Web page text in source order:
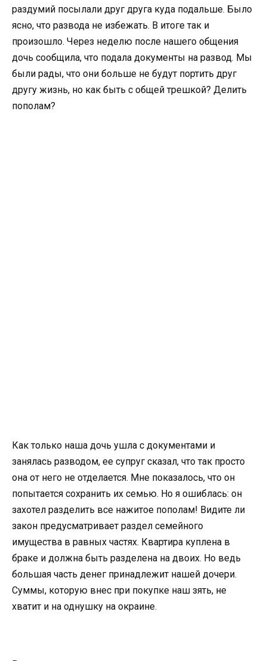
раздумий посылали друг друга куда подальше. Было
ясно, что развода не избежать. В итоге так и
произошло. Через неделю после нашего общения
дочь сообщила, что подала документы на развод. Мы
были рады, что они больше не будут портить друг
другу жизнь, но как быть с общей трешкой? Делить
пополам?
Как только наша дочь ушла с документами и
занялась разводом, ее супруг сказал, что так просто
она от него не отделается. Мне показалось, что он
попытается сохранить их семью. Но я ошиблась: он
захотел разделить все нажитое пополам! Видите ли
закон предусматривает раздел семейного
имущества в равных частях. Квартира куплена в
браке и должна быть разделена на двоих. Но ведь
большая часть денег принадлежит нашей дочери.
Суммы, которую внес при покупке наш зять, не
хватит и на однушку на окраине.